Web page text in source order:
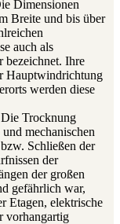
Dimensionen
Breite und bis über
auch als
bezeichnet. Ihre
Hauptwindrichtung
werden diese
Trocknung
mechanischen
Schließen der
der
der großen
gefährlich war,
Etagen, elektrische
vorhangartig